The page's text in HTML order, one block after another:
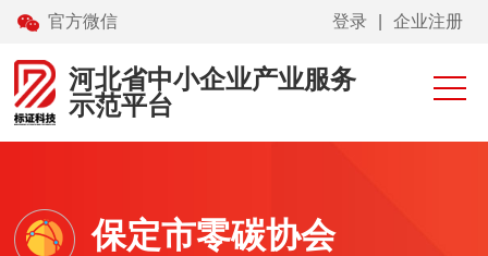
官方微信 登录 企业注册
河北省中小企业产业服务
示范平台
专利转化
报告查询
保定市零碳协会